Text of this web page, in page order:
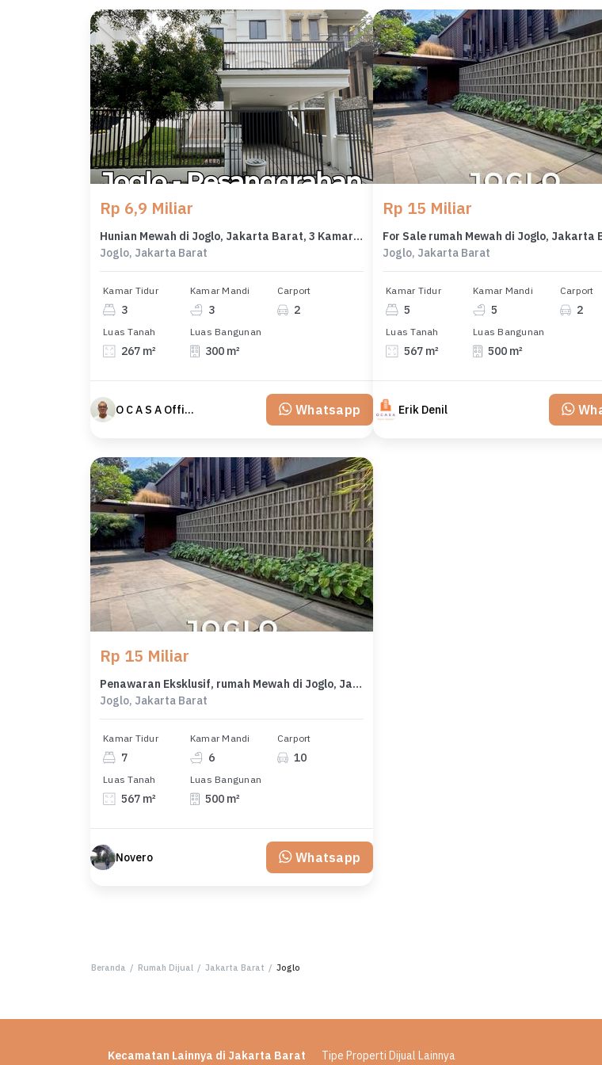
Rp 6,9 Miliar
Hunian Mewah di Joglo, Jakarta Barat, 3 Kamar Tidur, LT 267m²
Joglo, Jakarta Barat
Kamar Tidur
3
Kamar Mandi
3
Carport
2
Luas Tanah
267 m²
Luas Bangunan
300 m²
O C A S A Official property perfected Whatsapp
Rp 15 Miliar
Joglo, Jakarta Barat
Kamar Tidur
5
Kamar Mandi
5
Carport
2
Luas Tanah
567 m²
Luas Bangunan
500 m²
Erik Denil
Rp 15 Miliar
Penawaran Eksklusif, rumah Mewah di Joglo, Jakarta Barat, LB 500m²
Joglo, Jakarta Barat
Kamar Tidur
7
Kamar Mandi
6
Carport
10
Luas Tanah
567 m²
Luas Bangunan
500 m²
Novero Whatsapp
Beranda / Rumah Dijual / Jakarta Barat / Joglo
Kecamatan Lainnya di Jakarta Barat Tipe Properti Dijual Lainnya